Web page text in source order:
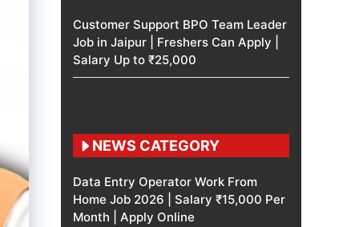
Customer Support BPO Team Leader
Job in Jaipur | Freshers Can Apply |
Salary Up to ₹25,000
NEWS CATEGORY
Data Entry Operator Work From
Home Job 2026 | Salary ₹15,000 Per
Month | Apply Online